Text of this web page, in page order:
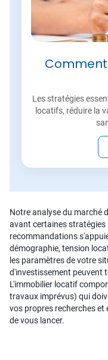
Les stratégies
locatifs, réduire la
Notre analyse du marché
avant certaines
recommandations
démographie, tension
les paramètres de votre
d'investissement peuvent
L'immobilier locatif
travaux imprévus) qui
vos propres recherches
de vous lancer.